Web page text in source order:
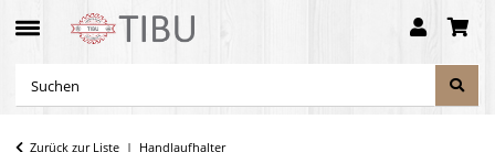
Zurück zur Liste Handlaufhalter